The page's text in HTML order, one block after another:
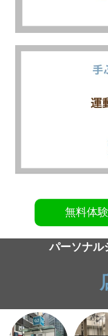
無料体
パーソナル